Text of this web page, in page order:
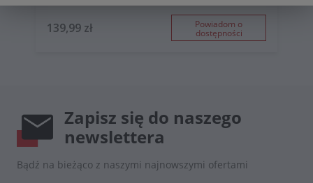
139,99 zł Powiadom o
dostępności
Zapisz się do naszego
newslettera
Bądź na bieżąco z naszymi najnowszymi ofertami